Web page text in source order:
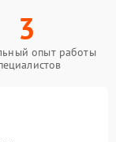
3
опыт работы